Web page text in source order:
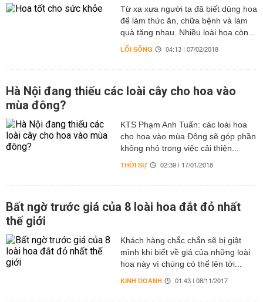
Từ xa xưa người ta đã biết dùng hoa
để làm thức ăn, chữa bệnh và làm
quà tặng nhau. Nhiều loài hoa còn...
LỐI SỐNG 04:13 | 07/02/2018
Hà Nội đang thiếu các loài cây cho hoa vào
mùa đông?
KTS Phạm Anh Tuấn: các loài hoa
cho hoa vào mùa Đông sẽ góp phần
không nhỏ trong việc cải thiện...
THỜI SỰ 02:39 | 17/01/2018
Bất ngờ trước giá của 8 loài hoa đắt đỏ nhất
thế giới
Khách hàng chắc chắn sẽ bị giật
mình khi biết về giá của những loài
hoa này vì chúng có thể lên tới...
KINH DOANH 01:43 | 08/11/2017